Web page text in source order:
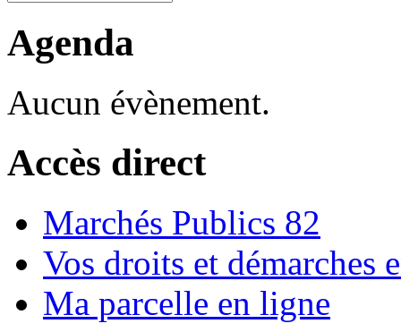
Agenda
Aucun évènement.
Accès direct
Marchés Publics 82
Vos droits et démarches
Ma parcelle en ligne